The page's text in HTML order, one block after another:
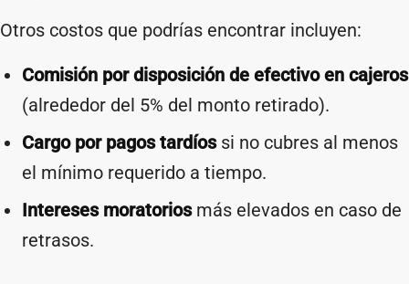
Otros costos que podrías encontrar incluyen:
Comisión por disposición de efectivo en cajeros
(alrededor del 5% del monto retirado).
Cargo por pagos tardíossi no cubres al menos
el mínimo requerido a tiempo.
Intereses moratoriosmás elevados en caso de
retrasos.